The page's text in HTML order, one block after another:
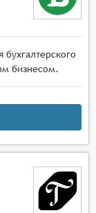
бизнесом.